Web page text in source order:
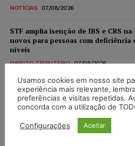
NOTÍCIAS 07/08/2026
STF amplia isenção de IBS e CBS
novos para pessoas com deficiência
níveis
DIREITO TRIBUTÁRIO 07/08/2026
Justiça do Trabalho mantém justa
vendia canetas emagrecedoras no
NOTÍCIAS 07/08/2026
Justiça de SP decreta prisão de
Usamos cookies em nosso site
experiência mais relevante,
preferências e visitas repetidas.
concorda com a utilização de
Configurações Aceitar